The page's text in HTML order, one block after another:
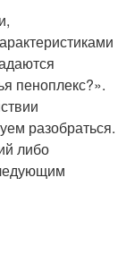
пеноплекс?».
разобраться.
либо